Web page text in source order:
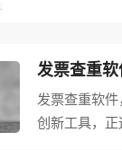
发票查重软
创新工具，